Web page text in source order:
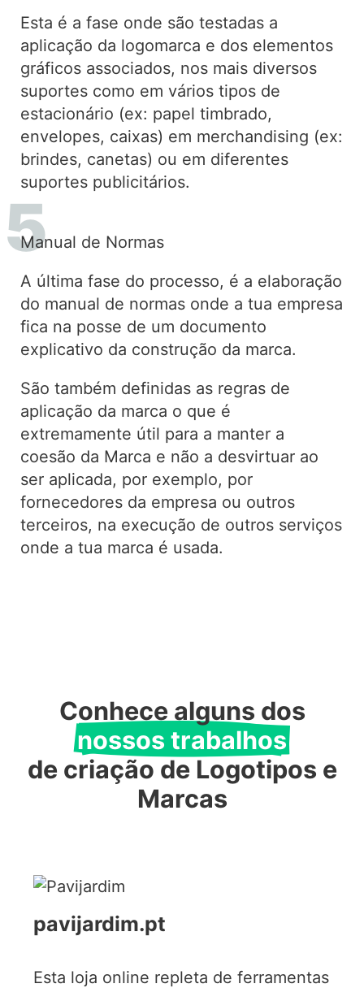
Esta é a fase onde são testadas a
aplicação da logomarca e dos elementos
gráficos associados, nos mais diversos
suportes como em vários tipos de
estacionário (ex: papel timbrado,
envelopes, caixas) em merchandising (ex:
brindes, canetas) ou em diferentes
suportes publicitários.
Manual de Normas
A última fase do processo, é a elaboração
do manual de normas onde a tua empresa
fica na posse de um documento
explicativo da construção da marca.
São também definidas as regras de
aplicação da marca o que é
extremamente útil para a manter a
coesão da Marca e não a desvirtuar ao
ser aplicada, por exemplo, por
fornecedores da empresa ou outros
terceiros, na execução de outros serviços
onde a tua marca é usada.
Conhece alguns dos
nossos trabalhos
de criação de Logotipos e
Marcas
pavijardim.pt
Esta loja online repleta de ferramentas